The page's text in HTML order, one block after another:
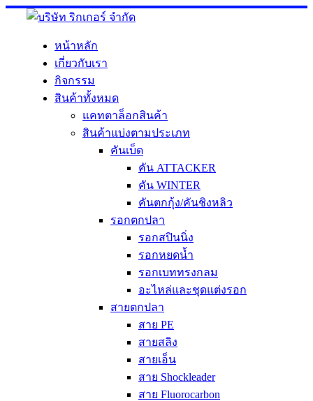
Skip
หน้าหลัก
เกี่ยวกับเรา
กิจกรรม
สินค้าทั้งหมด
แคทตาล็อกสินค้า
สินค้าแบ่งตามประเภท
คันเบ็ด
คัน ATTACKER
คัน WINTER
คันตกกุ้ง/คันชิงหลิว
รอกตกปลา
รอกสปินนิ่ง
รอกหยดน้ำ
รอกเบททรงกลม
อะไหล่และชุดแต่งรอก
สายตกปลา
สาย PE
สายสลิง
สายเอ็น
สาย Shockleader
สาย Fluorocarbon